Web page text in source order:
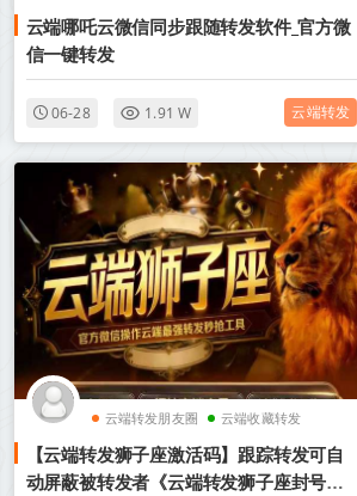
云端哪吒云微信同步跟随转发软件_官方微
信一键转发
06-28 1.91 W 云端转发
云端转发朋友圈 云端收藏转发
【云端转发狮子座激活码】跟踪转发可自
动屏蔽被转发者《云端转发狮子座封号